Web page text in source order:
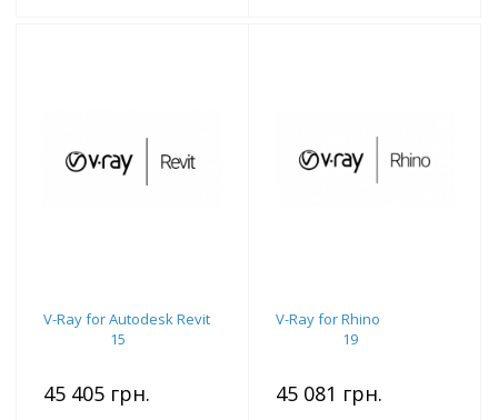
V-Ray for Autodesk Revit
15
45 405 грн.
V-Ray for Rhino
19
45 081 грн.